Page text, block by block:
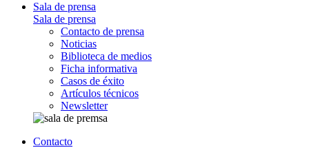
Sala de prensa
Sala de prensa
Contacto de prensa
Noticias
Biblioteca de medios
Ficha informativa
Casos de éxito
Artículos técnicos
Newsletter
Contacto